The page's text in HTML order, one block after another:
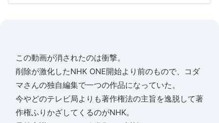
この動画が消されたのは衝撃。
削除が激化したNHK ONE開始より前のもので、コダ
マさんの独自編集で一つの作品になっていた。
今やどのテレビ局よりも著作権法の主旨を逸脱して著
作権ふりかざしてくるのがNHK。